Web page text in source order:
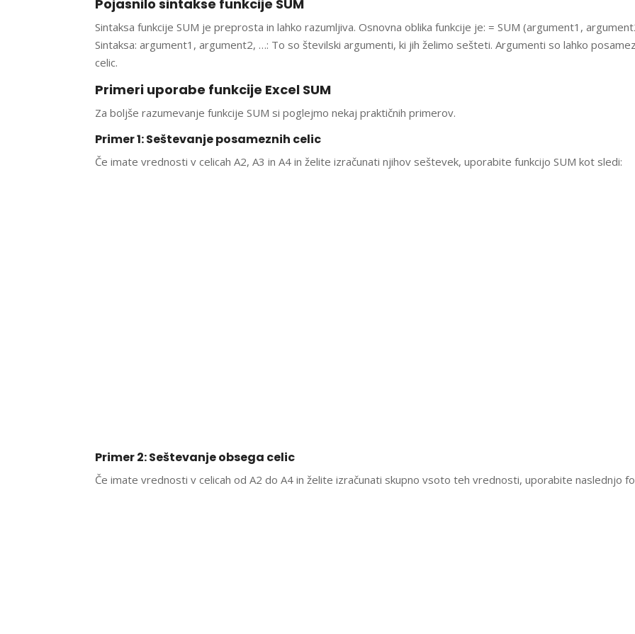
Pojasnilo sintakse funkcije SUM
Sintaksa funkcije SUM je preprosta in lahko razumljiva. Osnovna oblika funkcije je: = SUM (argument1,
Sintaksa: argument1, argument2, …: To so številski argumenti, ki jih želimo sešteti. Argumenti so lahko
celic.
Primeri uporabe funkcije Excel SUM
Za boljše razumevanje funkcije SUM si poglejmo nekaj praktičnih primerov.
Primer 1: Seštevanje posameznih celic
Če imate vrednosti v celicah A2, A3 in A4 in želite izračunati njihov seštevek, uporabite funkcijo SUM kot sledi:
Primer 2: Seštevanje obsega celic
Če imate vrednosti v celicah od A2 do A4 in želite izračunati skupno vsoto teh vrednosti, uporabite naslednjo